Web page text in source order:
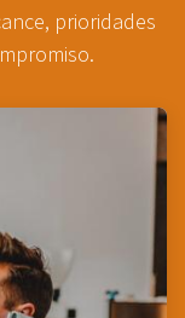
prioridades